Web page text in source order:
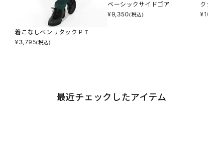
着こなしベンリタックＰＴ
¥3,795(税込)
ベーシックサイドゴア
¥9,350(税込)
クシュ
¥
最近チェックしたアイテム